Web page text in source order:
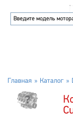
Главная Каталог